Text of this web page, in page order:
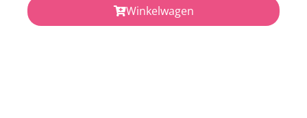
Winkelwagen